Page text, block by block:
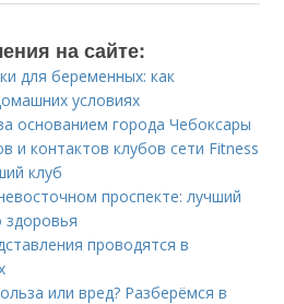
на сайте:
для беременных: как
условиях
основанием города Чебоксары
и контактов клубов сети Fitness
клуб
проспекте: лучший
здоровья
проводятся в
или вред? Разберёмся в